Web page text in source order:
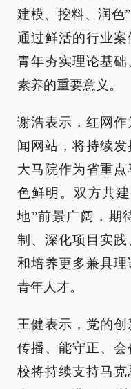
建模、挖料、润色
通过鲜活的行业
青年夯实理论基
素养的重要意义。
谢浩表示，红网
闻网站，将持续
大马院作为省重
色鲜明。双方共
地”前景广阔，期
制、深化项目实
和培养更多兼具
青年人才。
王健表示，党的
传播、能守正、
校将持续支持马